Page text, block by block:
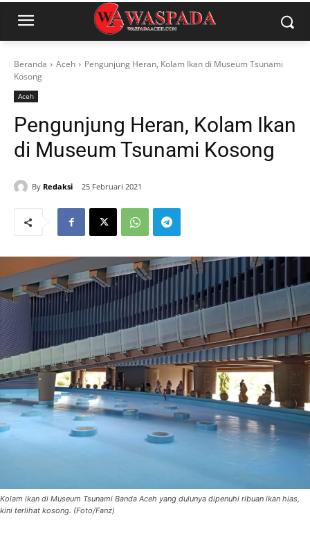
Beranda Aceh
Pengunjung Heran, Kolam Ikan di Museum Tsunami
Kosong
Aceh
Pengunjung Heran, Kolam Ikan
di Museum Tsunami Kosong
By Redaksi 25 Februari 2021
Kolam ikan di Museum Tsunami Banda Aceh yang dulunya dipenuhi ribuan ikan hias,
kini terlihat kosong. (Foto/Fanz)